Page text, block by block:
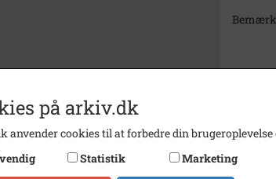
Fotograf
Størrelse
på arkiv.dk
anvender cookies til at forbedre din
Statistik Marketing